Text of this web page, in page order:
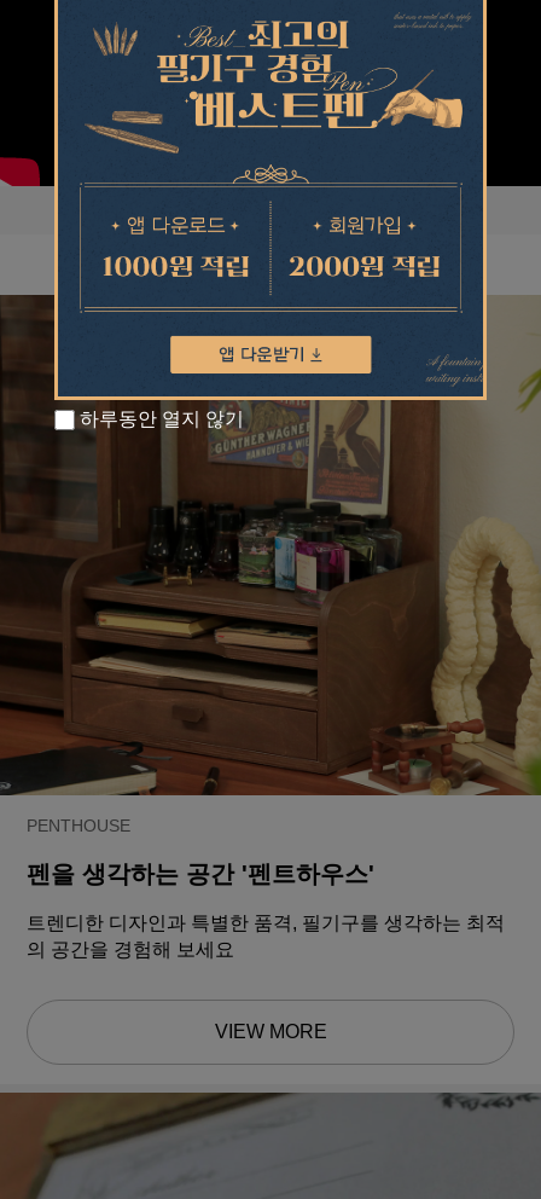
PENTHOUSE
펜을 생각하는 공간 '펜트하우스'
트렌디한 디자인과 특별한 품격, 필기구를 생각하는 최적
의 공간을 경험해 보세요
VIEW MORE
하루동안 열지 않기